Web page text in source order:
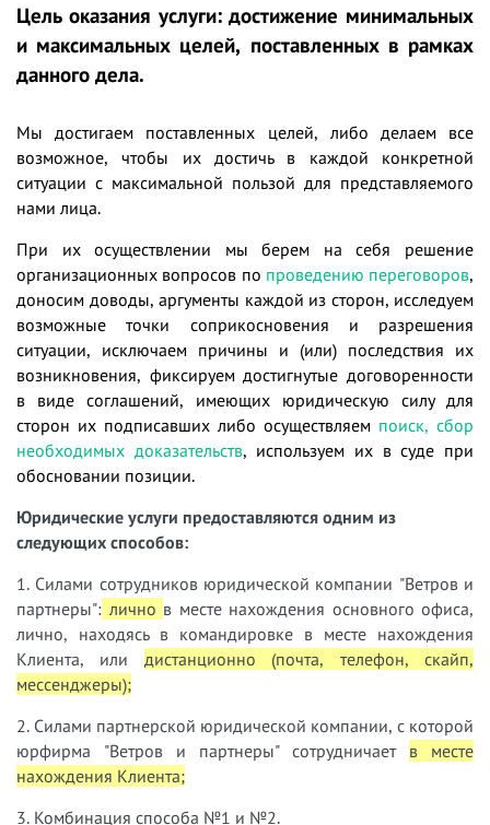
Цель оказания услуги: достижение минимальных
и максимальных целей, поставленных в рамках
данного дела.
Мы достигаем поставленных целей, либо делаем все
возможное, чтобы их достичь в каждой конкретной
ситуации с максимальной пользой для представляемого
нами лица.
При их осуществлении мы берем на себя решение
организационных вопросов по проведению переговоров,
доносим доводы, аргументы каждой из сторон, исследуем
возможные точки соприкосновения и разрешения
ситуации, исключаем причины и (или) последствия их
возникновения, фиксируем достигнутые договоренности
в виде соглашений, имеющих юридическую силу для
сторон их подписавших либо осуществляем поиск, сбор
необходимых доказательств, используем их в суде при
обосновании позиции.
Юридические услуги предоставляются одним из
следующих способов:
1. Силами сотрудников юридической компании "Ветров и
партнеры": лично в месте нахождения основного офиса,
лично, находясь в командировке в месте нахождения
Клиента, или дистанционно (почта, телефон, скайп,
мессенджеры);
2. Силами партнерской юридической компании, с которой
юрфирма "Ветров и партнеры" сотрудничает в месте
нахождения Клиента;
3. Комбинация способа №1 и №2.